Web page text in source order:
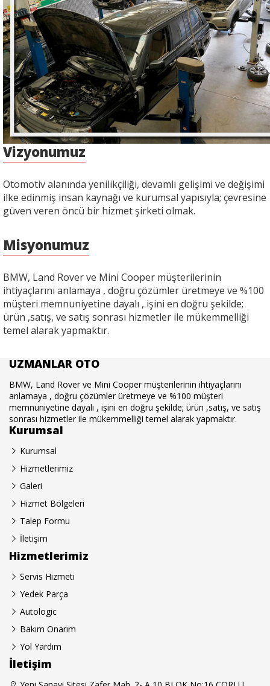
Vizyonumuz
Otomotiv alanında yenilikçiliği, devamlı gelişimi ve değişimi
ilke edinmiş insan kaynağı ve kurumsal yapısıyla; çevresine
güven veren öncü bir hizmet şirketi olmak.
Misyonumuz
BMW, Land Rover ve Mini Cooper müşterilerinin
ihtiyaçlarını anlamaya , doğru çözümler üretmeye ve %100
müşteri memnuniyetine dayalı , işini en doğru şekilde;
ürün ,satış, ve satış sonrası hizmetler ile mükemmelliği
temel alarak yapmaktır.
UZMANLAR OTO
BMW, Land Rover ve Mini Cooper müşterilerinin ihtiyaçlarını
anlamaya , doğru çözümler üretmeye ve %100 müşteri
memnuniyetine dayalı , işini en doğru şekilde; ürün ,satış, ve satış
sonrası hizmetler ile mükemmelliği temel alarak yapmaktır.
Kurumsal
Kurumsal
Hizmetlerimiz
Galeri
Hizmet Bölgeleri
Talep Formu
İletişim
Hizmetlerimiz
Servis Hizmeti
Yedek Parça
Autologic
Bakım Onarım
Yol Yardım
İletişim